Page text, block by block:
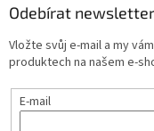
Odebírat newsletter
Vložte svůj e-mail a my
produktech na našem e-
E-mail